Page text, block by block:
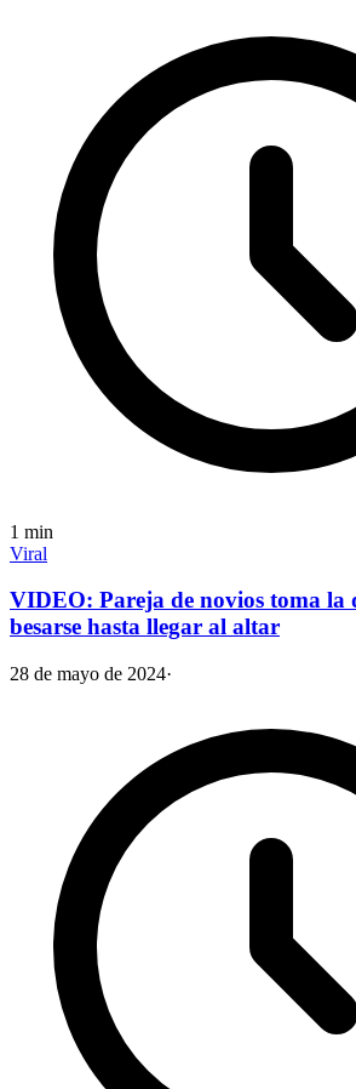
1 min
Viral
VIDEO: Pareja de novios toma la
besarse hasta llegar al altar
28 de mayo de 2024·